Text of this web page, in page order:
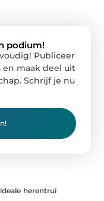
herentrui
podium!
Publiceer
en maak deel uit
Schrijf je nu